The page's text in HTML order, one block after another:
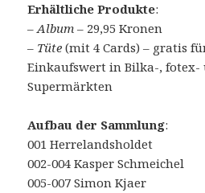
Erhältliche Produkte:
–Album – 29,95 Kronen
– Tüte (mit 4 Cards) – gratis
Einkaufswert in Bilka-, fotex-
Supermärkten
Aufbau der Sammlung:
001 Herrelandsholdet
002-004 Kasper Schmeichel
005-007 Simon Kjaer